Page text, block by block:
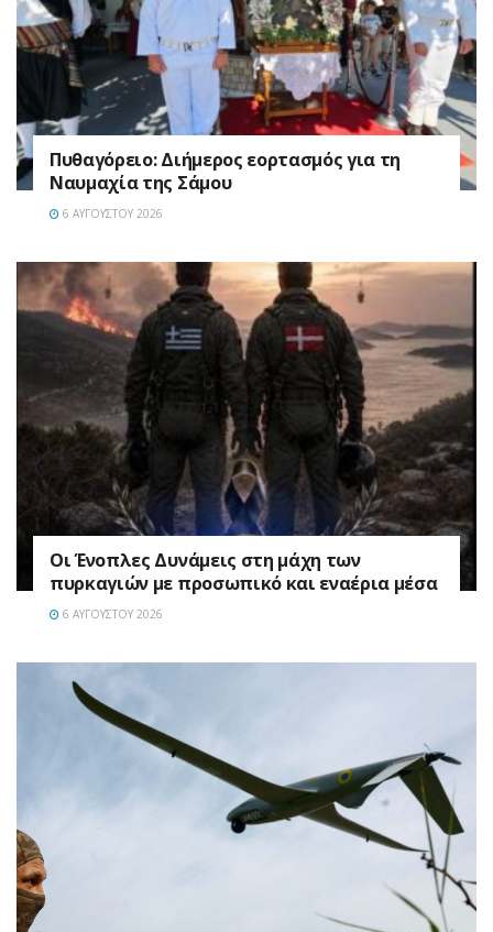
Πυθαγόρειο: Διήμερος εορτασμός για τη
Ναυμαχία της Σάμου
6 ΑΥΓΟΎΣΤΟΥ 2026
Οι Ένοπλες Δυνάμεις στη μάχη των
πυρκαγιών με προσωπικό και εναέρια μέσα
6 ΑΥΓΟΎΣΤΟΥ 2026